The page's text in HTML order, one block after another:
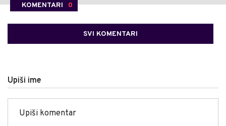
KOMENTARI 0
SVI KOMENTARI
Upiši ime